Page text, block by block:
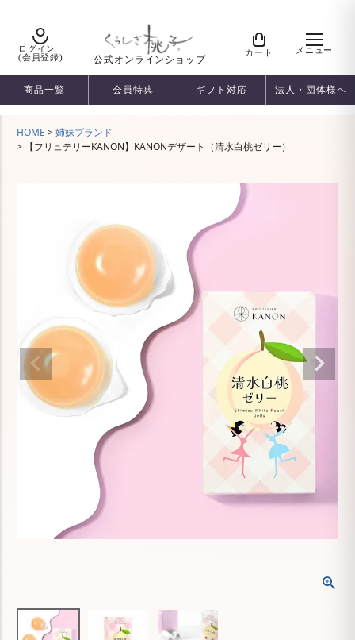
ログイン
(会員登録)
公式オンラインショップ
カート メニュー
商品一覧 会員特典 ギフト対応 法人・団体様へ
HOME
姉妹ブランド
【フリュテリーKANON】KANONデザート（清水白桃ゼリー）